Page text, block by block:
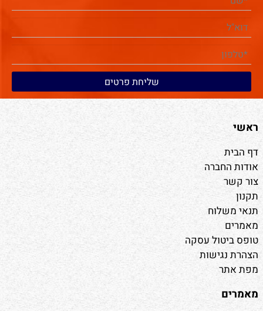
ראשי
דף הבית
אודות החברה
צור קשר
תקנון
תנאי משלוח
מאמרים
טופס ביטול עסקה
הצהרת נגישות
מפת אתר
מאמרים